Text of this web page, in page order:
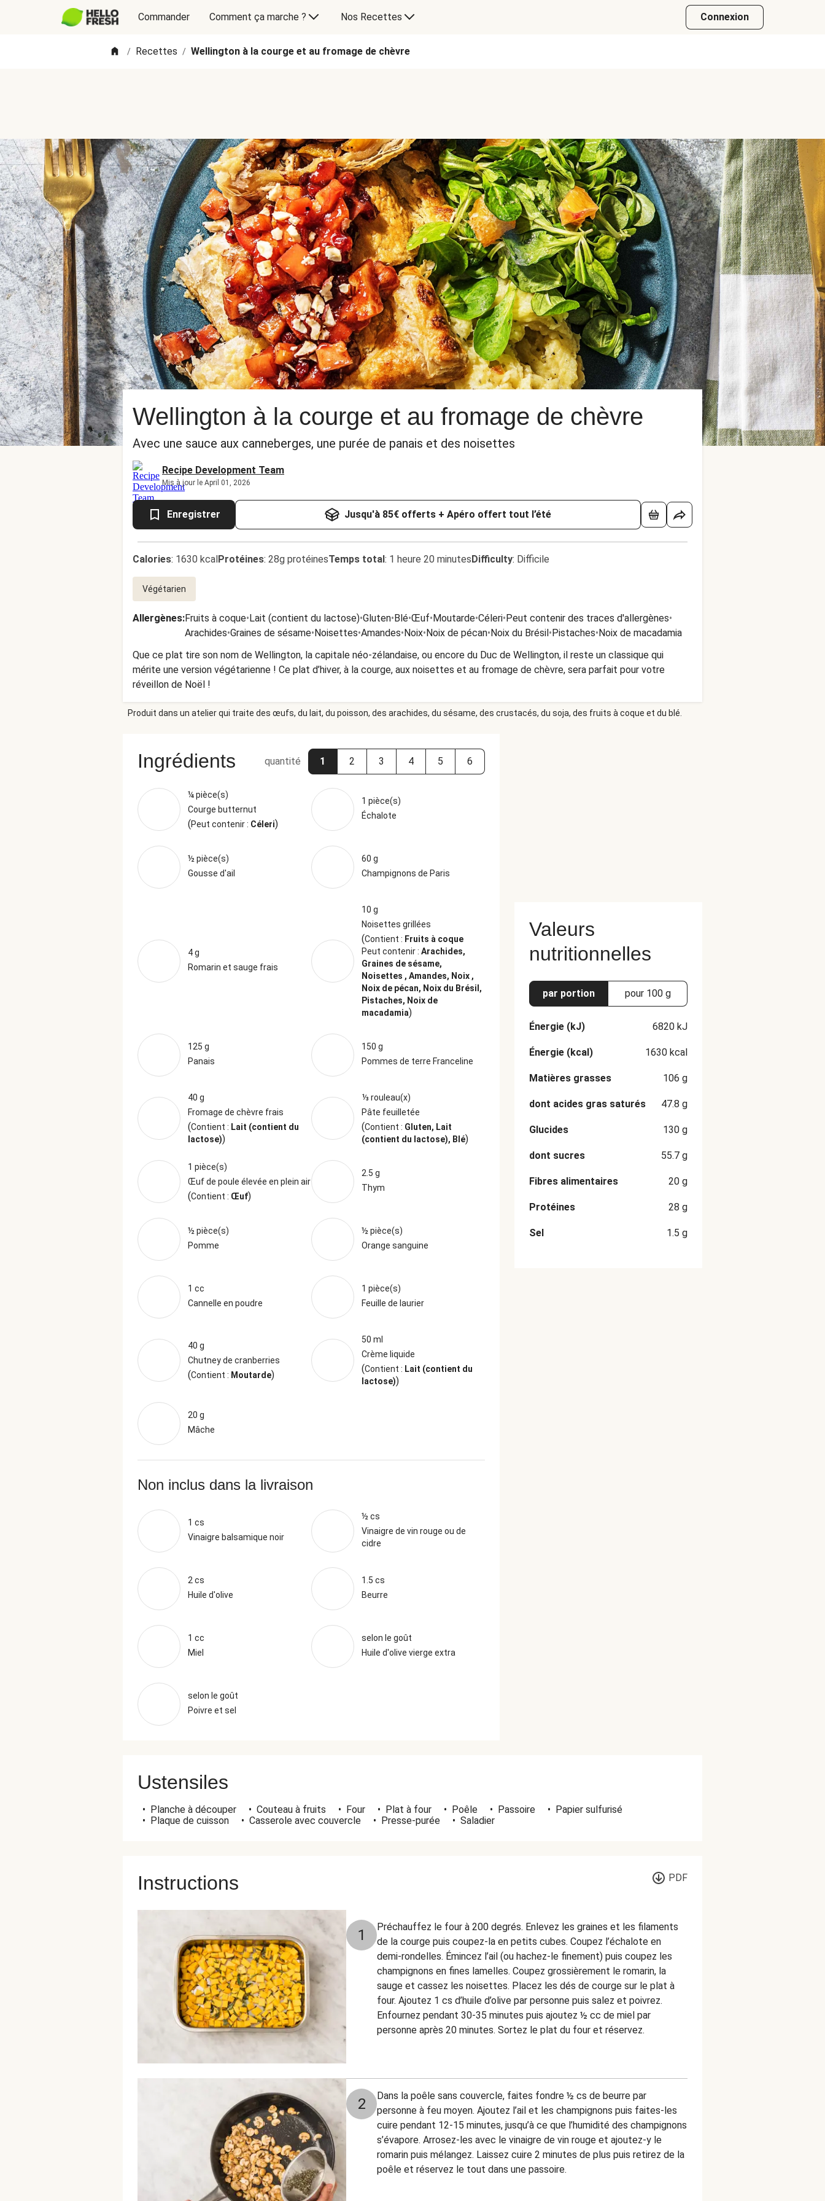
Commander Comment ça marche ? Nos Recettes Connexion
/ Recettes / Wellington à la courge et au fromage de chèvre
Wellington à la courge et au fromage de chèvre
Avec une sauce aux canneberges, une purée de panais et des noisettes
Recipe Development Team
Mis à jour le April 01, 2026
Enregistrer Jusqu'à 85€ offerts + Apéro offert tout l’été
Calories: 1630 kcalProtéines: 28g protéinesTemps total: 1 heure 20 minutesDifficulty: Difficile
Végétarien
Allergènes:Fruits à coque•Lait (contient du lactose)•Gluten•Blé•Œuf•Moutarde•Céleri•Peut contenir des traces d'allergènes•
Arachides•Graines de sésame•Noisettes•Amandes•Noix•Noix de pécan•Noix du Brésil•Pistaches•Noix de macadamia
Que ce plat tire son nom de Wellington, la capitale néo-zélandaise, ou encore du Duc de Wellington, il reste un classique qui
mérite une version végétarienne ! Ce plat d’hiver, à la courge, aux noisettes et au fromage de chèvre, sera parfait pour votre
réveillon de Noël !
Produit dans un atelier qui traite des œufs, du lait, du poisson, des arachides, du sésame, des crustacés, du soja, des fruits à coque et du blé.
Ingrédients quantité 1 2 3 4 5 6
¼ pièce(s)
Courge butternut
(Peut contenir : Céleri)
1 pièce(s)
Échalote
½ pièce(s)
Gousse d'ail
60 g
Champignons de Paris
4 g
Romarin et sauge frais
10 g
Noisettes grillées
(Contient : Fruits à coque
Peut contenir : Arachides,
Graines de sésame,
Noisettes , Amandes, Noix ,
Noix de pécan, Noix du Brésil,
Pistaches, Noix de
macadamia)
125 g
Panais
150 g
Pommes de terre Franceline
40 g
Fromage de chèvre frais
(Contient : Lait (contient du
lactose))
⅓ rouleau(x)
Pâte feuilletée
(Contient : Gluten, Lait
(contient du lactose), Blé)
1 pièce(s)
Œuf de poule élevée en plein air
(Contient : Œuf)
2.5 g
Thym
½ pièce(s)
Pomme
½ pièce(s)
Orange sanguine
1 cc
Cannelle en poudre
1 pièce(s)
Feuille de laurier
40 g
Chutney de cranberries
(Contient : Moutarde)
50 ml
Crème liquide
(Contient : Lait (contient du
lactose))
20 g
Mâche
Non inclus dans la livraison
1 cs
Vinaigre balsamique noir
½ cs
Vinaigre de vin rouge ou de
cidre
2 cs
Huile d'olive
1.5 cs
Beurre
1 cc
Miel
selon le goût
Huile d'olive vierge extra
selon le goût
Poivre et sel
Valeurs
nutritionnelles
par portion pour 100 g
Énergie (kJ) 6820 kJ
Énergie (kcal) 1630 kcal
Matières grasses 106 g
dont acides gras saturés 47.8 g
Glucides 130 g
dont sucres 55.7 g
Fibres alimentaires 20 g
Protéines 28 g
Sel 1.5 g
Ustensiles
• Planche à découper • Couteau à fruits • Four • Plat à four • Poêle • Passoire • Papier sulfurisé
• Plaque de cuisson • Casserole avec couvercle • Presse-purée • Saladier
Instructions PDF
1
Préchauffez le four à 200 degrés. Enlevez les graines et les filaments
de la courge puis coupez-la en petits cubes. Coupez l’échalote en
demi-rondelles. Émincez l’ail (ou hachez-le finement) puis coupez les
champignons en fines lamelles. Coupez grossièrement le romarin, la
sauge et cassez les noisettes. Placez les dés de courge sur le plat à
four. Ajoutez 1 cs d’huile d’olive par personne puis salez et poivrez.
Enfournez pendant 30-35 minutes puis ajoutez ½ cc de miel par
personne après 20 minutes. Sortez le plat du four et réservez.
2
Dans la poêle sans couvercle, faites fondre ½ cs de beurre par
personne à feu moyen. Ajoutez l’ail et les champignons puis faites-les
cuire pendant 12-15 minutes, jusqu’à ce que l’humidité des champignons
s’évapore. Arrosez-les avec le vinaigre de vin rouge et ajoutez-y le
romarin puis mélangez. Laissez cuire 2 minutes de plus puis retirez de la
poêle et réservez le tout dans une passoire.